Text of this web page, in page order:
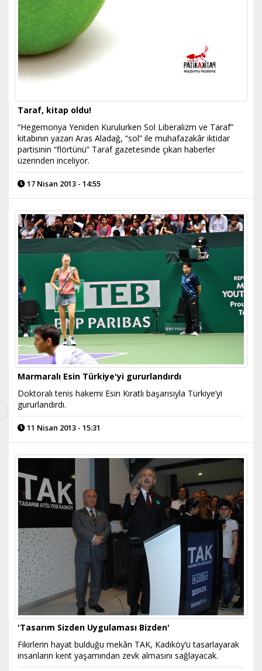
Taraf, kitap oldu!
“Hegemonya Yeniden Kurulurken Sol Liberalizm ve Taraf”
kitabının yazarı Aras Aladağ, “sol” ile muhafazakâr iktidar
partisinin “flörtünü” Taraf gazetesinde çıkan haberler
üzerinden inceliyor.
17 Nisan 2013 - 14:55
Marmaralı Esin Türkiye'yi gururlandırdı
Doktoralı tenis hakemi Esin Kıratlı başarısıyla Türkiye’yi
gururlandırdı.
11 Nisan 2013 - 15:31
'Tasarım Sizden Uygulaması Bizden'
Fikirlerin hayat bulduğu mekân TAK, Kadıköy’ü tasarlayarak
insanların kent yaşamından zevk almasını sağlayacak.